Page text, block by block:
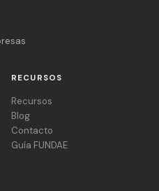
RECURSOS
Recursos
Blog
Contacto
Guía FUNDAE